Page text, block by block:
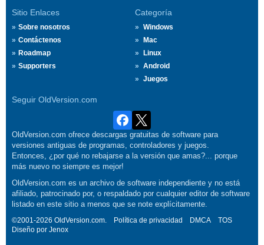
Sitio Enlaces
Sobre nosotros
Contáctenos
Roadmap
Supporters
Categoría
Windows
Mac
Linux
Android
Juegos
Seguir OldVersion.com
OldVersion.com ofrece descargas gratuitas de software para
versiones antiguas de programas, controladores y juegos.
Entonces, ¿por qué no rebajarse a la versión que amas?... porque
más nuevo no siempre es mejor!
OldVersion.com es un archivo de software independiente y no está
afiliado, patrocinado por, o respaldado por cualquier editor de software
listado en este sitio a menos que se note explícitamente.
©2001-2026 OldVersion.com. Política de privacidad DMCA
TOS
Diseño por Jenox